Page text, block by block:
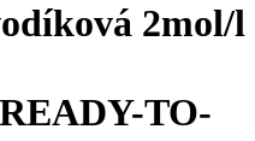
2mol/l
TO-